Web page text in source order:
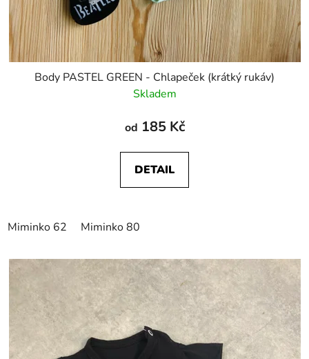
Body PASTEL GREEN - Chlapeček (krátký rukáv)
Skladem
od 185 Kč
DETAIL
Miminko 62 Miminko 80